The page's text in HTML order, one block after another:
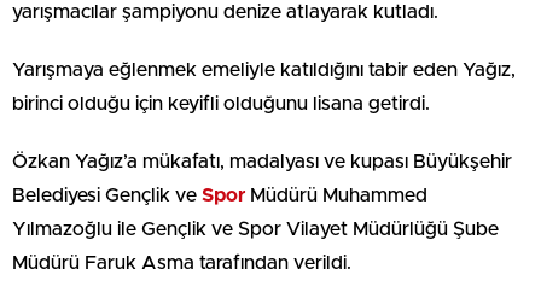
yarışmacılar şampiyonu denize atlayarak kutladı.
Yarışmaya eğlenmek emeliyle katıldığını tabir eden Yağız,
birinci olduğu için keyifli olduğunu lisana getirdi.
Özkan Yağız’a mükafatı, madalyası ve kupası Büyükşehir
Belediyesi Gençlik ve Spor Müdürü Muhammed
Yılmazoğlu ile Gençlik ve Spor Vilayet Müdürlüğü Şube
Müdürü Faruk Asma tarafından verildi.